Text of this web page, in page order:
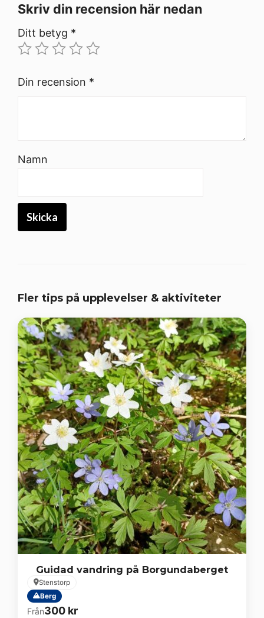
Skriv din recension här nedan
Ditt betyg *
Din recension *
Namn
Fler tips på upplevelser & aktiviteter
Guidad vandring på Borgundaberget
Stenstorp
Berg
Från300 kr